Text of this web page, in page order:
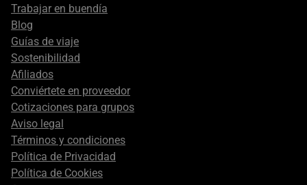
Trabajar en buendía
Blog
Guías de viaje
Sostenibilidad
Afiliados
Conviértete en proveedor
Cotizaciones para grupos
Aviso legal
Términos y condiciones
Política de Privacidad
Política de Cookies